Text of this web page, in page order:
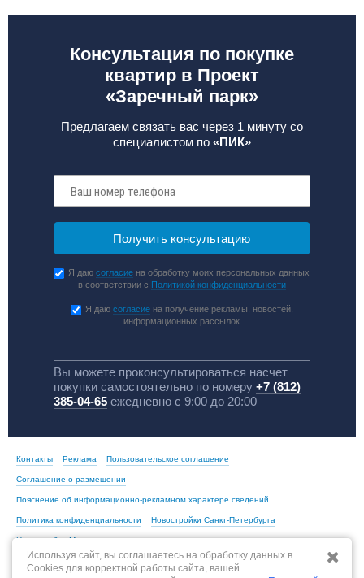
Консультация по покупке
квартир в Проект
«Заречный парк»
Предлагаем связать вас через 1 минуту со
специалистом по «ПИК»
Я даюсогласие на обработку моих персональных данных
в соответствии с Политикой конфиденциальности
Я даю согласиена получение рекламы, новостей,
информационных рассылок
Вы можете проконсультироваться насчет
покупки самостоятельно по номеру +7 (812)
385-04-65ежедневно с 9:00 до 20:00
Контакты Реклама Пользовательское соглашение
Соглашение о размещении
Пояснение об информационно-рекламном характере сведений
Политика конфиденциальности Новостройки Санкт-Петербурга
Новостройки Москвы
Используя сайт, вы соглашаетесь на обработку данных в
Cookies для корректной работы сайта, вашей